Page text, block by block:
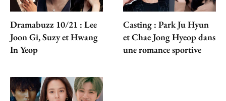
Dramabuzz 10/21 : Lee
Joon Gi, Suzy et Hwang
In Yeop
Casting : Park Ju Hyun
et Chae Jong Hyeop dans
une romance sportive